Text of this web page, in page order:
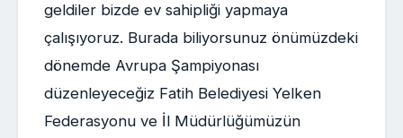
geldiler bizde ev sahipliği yapmaya
çalışıyoruz. Burada biliyorsunuz önümüzdeki
dönemde Avrupa Şampiyonası
düzenleyeceğiz Fatih Belediyesi Yelken
Federasyonu ve İl Müdürlüğümüzün